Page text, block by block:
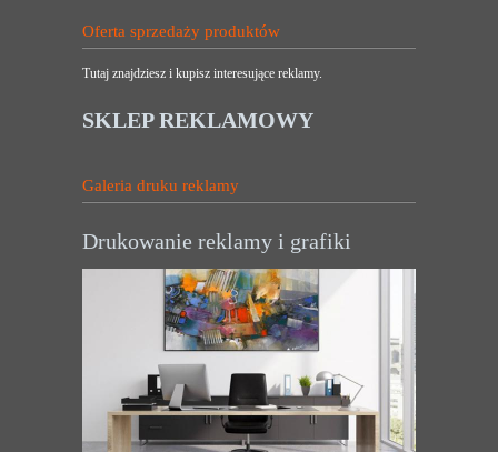
Oferta sprzedaży produktów
Tutaj znajdziesz i kupisz interesujące reklamy.
SKLEP REKLAMOWY
Galeria druku reklamy
Drukowanie reklamy i grafiki